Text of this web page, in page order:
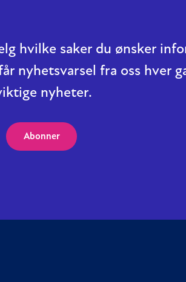
hvilke saker du ønsker
nyhetsvarsel fra oss hver
nyheter.
Abonner